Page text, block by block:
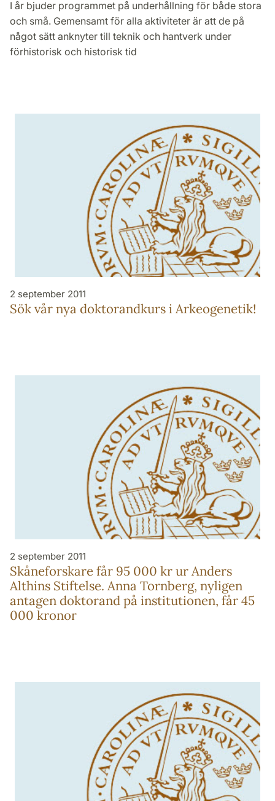
I år bjuder programmet på underhållning för både stora
och små. Gemensamt för alla aktiviteter är att de på
något sätt anknyter till teknik och hantverk under
förhistorisk och historisk tid
2 september 2011
Sök vår nya doktorandkurs i Arkeogenetik!
2 september 2011
Skåneforskare får 95 000 kr ur Anders
Althins Stiftelse. Anna Tornberg, nyligen
antagen doktorand på institutionen, får 45
000 kronor